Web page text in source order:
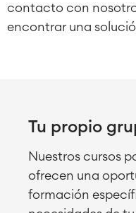
SOLUCIONES
SOBRE NOSOTROS
■
■
contacto con
encontrar una
Tu propio
Nuestros cursos
ofrecen una
formación